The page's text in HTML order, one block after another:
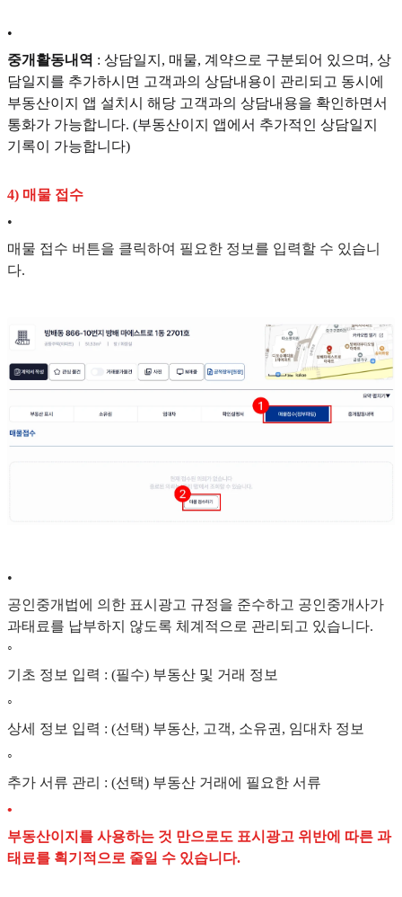
•
중개활동내역 : 상담일지, 매물, 계약으로 구분되어 있으며, 상
담일지를 추가하시면 고객과의 상담내용이 관리되고 동시에
부동산이지 앱 설치시 해당 고객과의 상담내용을 확인하면서
통화가 가능합니다. (부동산이지 앱에서 추가적인 상담일지
기록이 가능합니다)
4) 매물 접수
•
매물 접수 버튼을 클릭하여 필요한 정보를 입력할 수 있습니
다.
•
공인중개법에 의한 표시광고 규정을 준수하고 공인중개사가
과태료를 납부하지 않도록 체계적으로 관리되고 있습니다.
◦
기초 정보 입력 : (필수) 부동산 및 거래 정보
◦
상세 정보 입력 : (선택) 부동산, 고객, 소유권, 임대차 정보
◦
추가 서류 관리 : (선택) 부동산 거래에 필요한 서류
•
부동산이지를 사용하는 것 만으로도 표시광고 위반에 따른 과
태료를 획기적으로 줄일 수 있습니다.